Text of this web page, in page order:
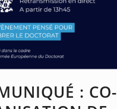
: CO-